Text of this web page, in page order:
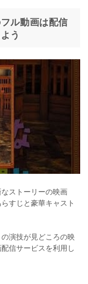
ル動画は配信
う
ストーリーの映画
すじと豪華キャスト
演技が見どころの映
信サービスを利用し